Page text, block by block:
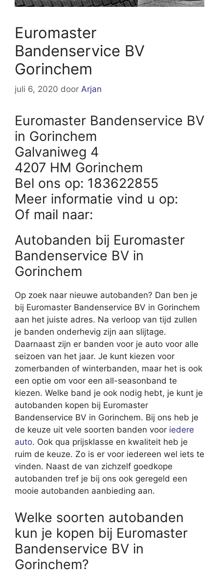
Euromaster
Bandenservice BV
Gorinchem
juli 6, 2020 door Arjan
Euromaster Bandenservice BV
in Gorinchem
Galvaniweg 4
4207 HM Gorinchem
Bel ons op: 183622855
Meer informatie vind u op:
Of mail naar:
Autobanden bij Euromaster
Bandenservice BV in
Gorinchem
Op zoek naar nieuwe autobanden? Dan ben je
bij Euromaster Bandenservice BV in Gorinchem
aan het juiste adres. Na verloop van tijd zullen
je banden onderhevig zijn aan slijtage.
Daarnaast zijn er banden voor je auto voor alle
seizoen van het jaar. Je kunt kiezen voor
zomerbanden of winterbanden, maar het is ook
een optie om voor een all-seasonband te
kiezen. Welke band je ook nodig hebt, je kunt je
autobanden kopen bij Euromaster
Bandenservice BV in Gorinchem. Bij ons heb je
de keuze uit vele soorten banden voor iedere
auto. Ook qua prijsklasse en kwaliteit heb je
ruim de keuze. Zo is er voor iedereen wel iets te
vinden. Naast de van zichzelf goedkope
autobanden tref je bij ons ook geregeld een
mooie autobanden aanbieding aan.
Welke soorten autobanden
kun je kopen bij Euromaster
Bandenservice BV in
Gorinchem?